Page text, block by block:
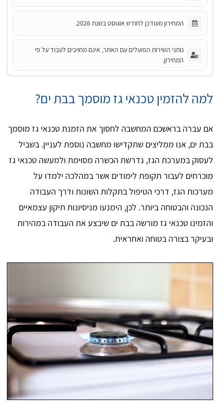
המחירון מעודכן לחודש אוגוסט בשנת 2026.
נותני השירות הפועלים עם האתר, אינם מחויבים לעבוד על פי
המחירון.
למה להזמין טכנאי גז מוסמך בבת ים?
אם עברה בראשכם המחשבה לחסוך את הזמנת טכנאי גז מוסמך
בבת ים, אנו ממליצים שתקדישו מחשבה נוספת לעניין. בשביל
לעסוק במערכת הגז, נדרשת הכשרה מסוימת ולמעשה טכנאי גז
מוכרחים לעבור תקופת לימודים אשר במהלכה ילמדו על
מערכות הגז, דרכי הטיפול בתקלות השונות ודרך העבודה
הנכונה והבטוחה ביותר. לכן, הימנעו מניסיונות תיקון עצמאיים
והזמינו טכנאי גז מורשה בבת ים שיבצע את העבודה במהירות
ובעיקר בצורה בטוחה ואחראית.